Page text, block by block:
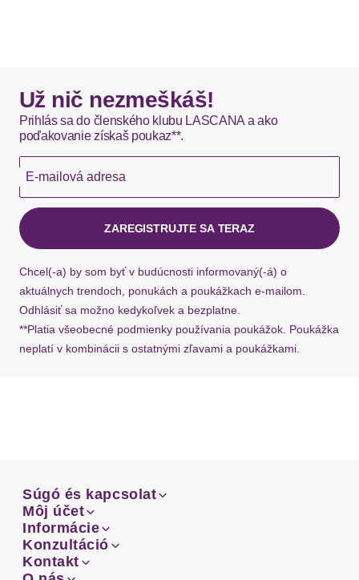
Okamžite dostupné položky sú zvyčajne doručené
kuriérom DHL do 1-3 pracovných dní.
Hermes - 0,00 EUR
Okamžite dostupné položky sú zvyčajne doručené
kuriérom Hermes do 1-3 pracovných dní.
Už nič nezmeškáš!
Prihlás sa do členského klubu LASCANA a ako
poďakovanie získaš poukaz**.
E-mailová adresa
ZAREGISTRUJTE SA TERAZ
Chcel(-a) by som byť v budúcnosti informovaný(-á) o
aktuálnych trendoch, ponukách a poukážkach e-mailom.
Odhlásiť sa možno kedykoľvek a bezplatne.
**Platia všeobecné podmienky používania poukážok. Poukážka
neplatí v kombinácii s ostatnými zľavami a poukážkami.
Súgó és kapcsolat
Email
Facebook
Súgó és kapcsolat
Email
Facebook
Môj účet
Prehľad objednávok
Môj účet
Prehľad objednávok
Informácie
Doprava
Informácie
Doprava
Konzultáció
Sprievodca-veľkosťami
Konzultáció
Kontakt
Kontakt